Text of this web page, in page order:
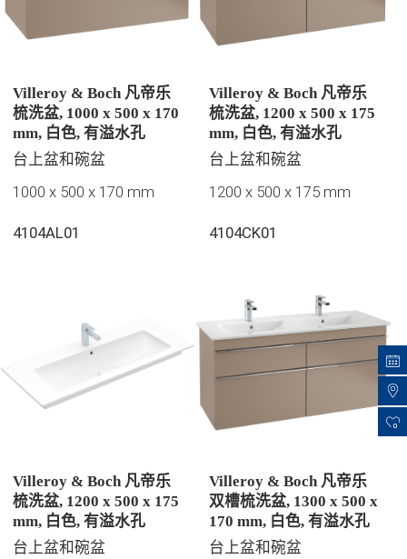
0
Villeroy & Boch 凡帝乐
梳洗盆, 1000 x 500 x 170
mm, 白色, 有溢水孔
台上盆和碗盆
1000 x 500 x 170 mm
4104AL01
Villeroy & Boch 凡帝乐
梳洗盆, 1200 x 500 x 175
mm, 白色, 有溢水孔
台上盆和碗盆
1200 x 500 x 175 mm
4104CK01
Villeroy & Boch 凡帝乐
梳洗盆, 1200 x 500 x 175
mm, 白色, 有溢水孔
台上盆和碗盆
Villeroy & Boch 凡帝乐
双槽梳洗盆, 1300 x 500 x
170 mm, 白色, 有溢水孔
台上盆和碗盆